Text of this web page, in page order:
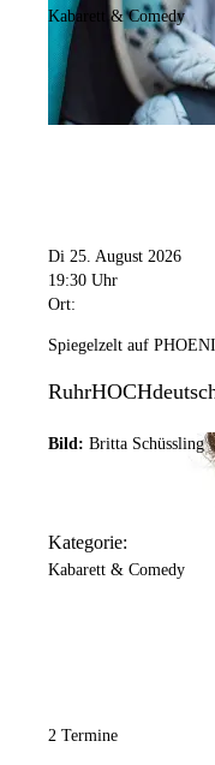
Kabarett & Comedy
Di 25. August 2026
19:30 Uhr
Ort:
Spiegelzelt auf
Bild: Britta Schüssling
Kategorie:
Kabarett & Comedy
2 Termine